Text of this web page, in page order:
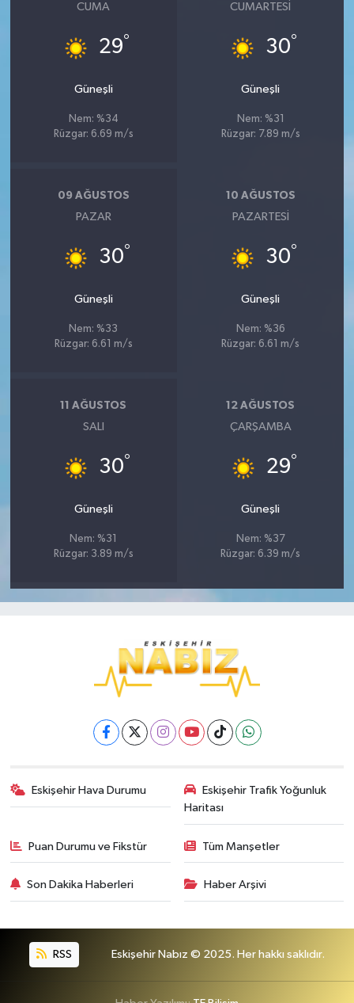
CUMA
29°
Güneşli
Nem: %34
Rüzgar: 6.69 m/s
CUMARTESI
30°
Güneşli
Nem: %31
Rüzgar: 7.89 m/s
09 AĞUSTOS
PAZAR
30°
Güneşli
Nem: %33
Rüzgar: 6.61 m/s
10 AĞUSTOS
PAZARTESI
30°
Güneşli
Nem: %36
Rüzgar: 6.61 m/s
11 AĞUSTOS
SALI
30°
Güneşli
Nem: %31
Rüzgar: 3.89 m/s
12 AĞUSTOS
ÇARŞAMBA
29°
Güneşli
Nem: %37
Rüzgar: 6.39 m/s
Eskişehir Hava Durumu
Eskişehir Trafik Yoğunluk
Haritası
Puan Durumu ve Fikstür Tüm Manşetler
Son Dakika Haberleri Haber Arşivi
RSS Eskişehir Nabız © 2025. Her hakkı saklıdır.